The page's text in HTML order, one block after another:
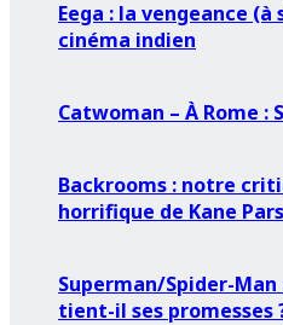
Eega : la vengeance
cinéma indien
Catwoman – À Rome :
Backrooms : notre
horrifique de Kane
Superman/Spider-
tient-il ses promesses